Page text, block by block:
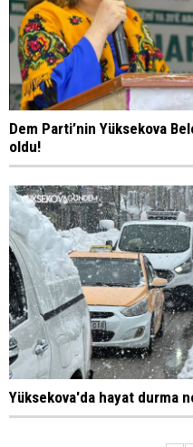
Dem Parti’nin Yüksekova
oldu!
Yüksekova'da hayat durma